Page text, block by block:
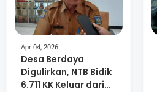
Apr 04, 2026
Desa Berdaya
Digulirkan, NTB Bidik
6.711 KK Keluar dari